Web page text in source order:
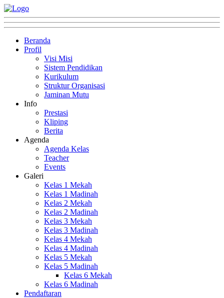
Beranda
Profil
Visi Misi
Sistem Pendidikan
Kurikulum
Struktur Organisasi
Jaminan Mutu
Info
Prestasi
Kliping
Berita
Agenda
Agenda Kelas
Teacher
Events
Galeri
Kelas 1 Mekah
Kelas 1 Madinah
Kelas 2 Mekah
Kelas 2 Madinah
Kelas 3 Mekah
Kelas 3 Madinah
Kelas 4 Mekah
Kelas 4 Madinah
Kelas 5 Mekah
Kelas 5 Madinah
Kelas 6 Mekah
Kelas 6 Madinah
Pendaftaran